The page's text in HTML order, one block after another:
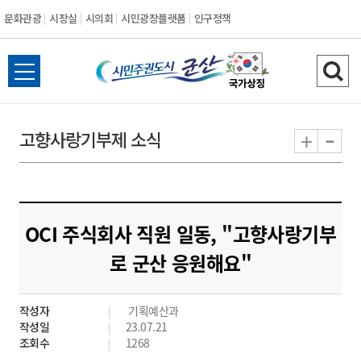
문화관광 시장실 시의회 시민광장플랫폼 인구정책
시
민
주
도
시
군
산
전
체
뉴
열
검
색
기
고향사랑기부제 소식 + -
OCI 주식회사 직원 일동, "고향사랑기부
로 군산 응원해요"
작성자
기획예산과
작성일
23.07.21
조회수
1268